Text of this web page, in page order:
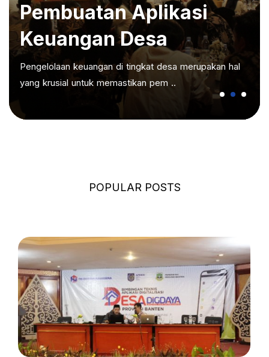
Pembuatan Aplikasi
Keuangan Desa
Pengelolaan keuangan di tingkat desa merupakan hal
yang krusial untuk memastikan pem ..
POPULAR POSTS